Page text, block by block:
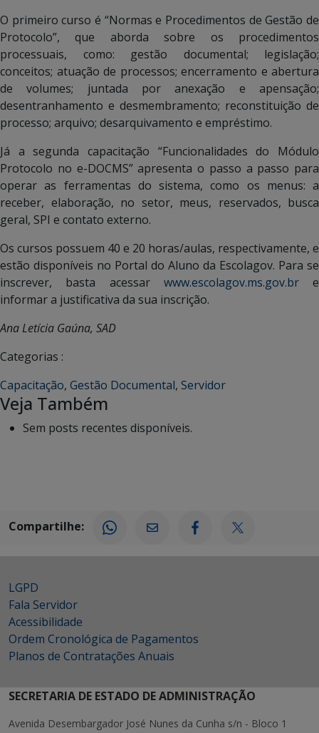
O primeiro curso é “Normas e Procedimentos de Gestão de
Protocolo”, que aborda sobre os procedimentos
processuais, como: gestão documental; legislação;
conceitos; atuação de processos; encerramento e abertura
de volumes; juntada por anexação e apensação;
desentranhamento e desmembramento; reconstituição de
processo; arquivo; desarquivamento e empréstimo.
Já a segunda capacitação “Funcionalidades do Módulo
Protocolo no e-DOCMS” apresenta o passo a passo para
operar as ferramentas do sistema, como os menus: a
receber, elaboração, no setor, meus, reservados, busca
geral, SPI e contato externo.
Os cursos possuem 40 e 20 horas/aulas, respectivamente, e
estão disponíveis no Portal do Aluno da Escolagov. Para se
inscrever, basta acessar www.escolagov.ms.gov.bre
informar a justificativa da sua inscrição.
Ana Letícia Gaúna, SAD
Categorias :
Capacitação, Gestão Documental, Servidor
Veja Também
Sem posts recentes disponíveis.
Compartilhe:
LGPD
Fala Servidor
Acessibilidade
Ordem Cronológica de Pagamentos
Planos de Contratações Anuais
SECRETARIA DE ESTADO DE ADMINISTRAÇÃO
Avenida Desembargador José Nunes da Cunha s/n - Bloco 1